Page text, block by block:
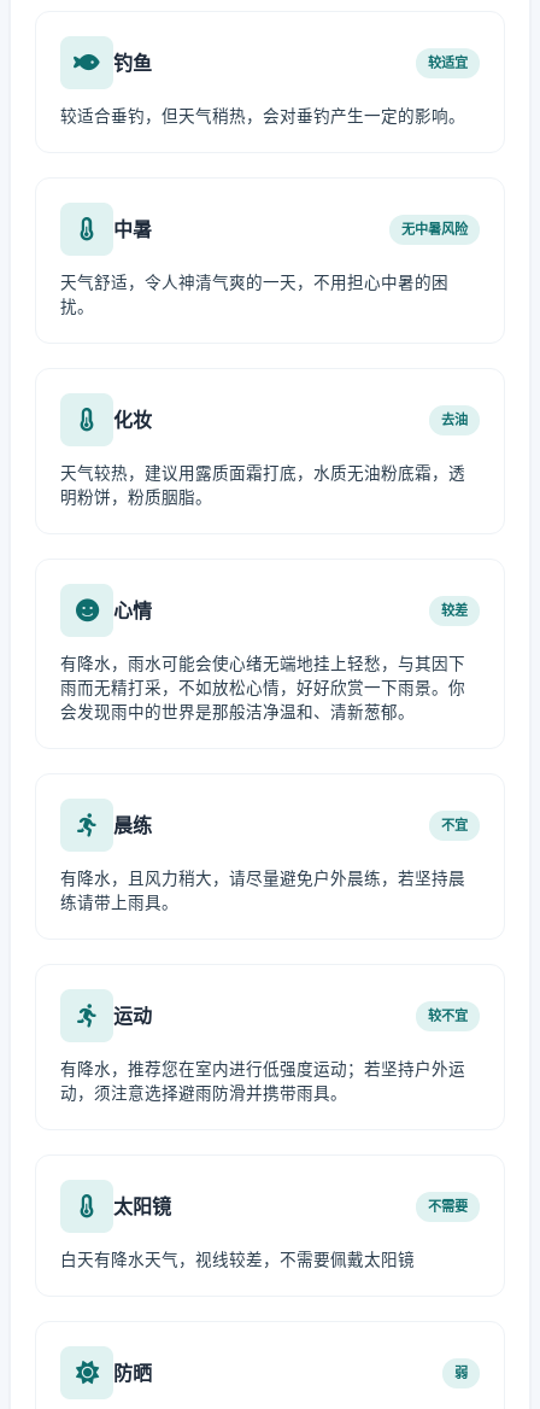
钓鱼 较适宜
较适合垂钓，但天气稍热，会对垂钓产生一定的影响。
中暑 无中暑风险
天气舒适，令人神清气爽的一天，不用担心中暑的困
扰。
化妆 去油
天气较热，建议用露质面霜打底，水质无油粉底霜，透
明粉饼，粉质胭脂。
心情 较差
有降水，雨水可能会使心绪无端地挂上轻愁，与其因下
雨而无精打采，不如放松心情，好好欣赏一下雨景。你
会发现雨中的世界是那般洁净温和、清新葱郁。
晨练 不宜
有降水，且风力稍大，请尽量避免户外晨练，若坚持晨
练请带上雨具。
运动 较不宜
有降水，推荐您在室内进行低强度运动；若坚持户外运
动，须注意选择避雨防滑并携带雨具。
太阳镜 不需要
白天有降水天气，视线较差，不需要佩戴太阳镜
防晒 弱